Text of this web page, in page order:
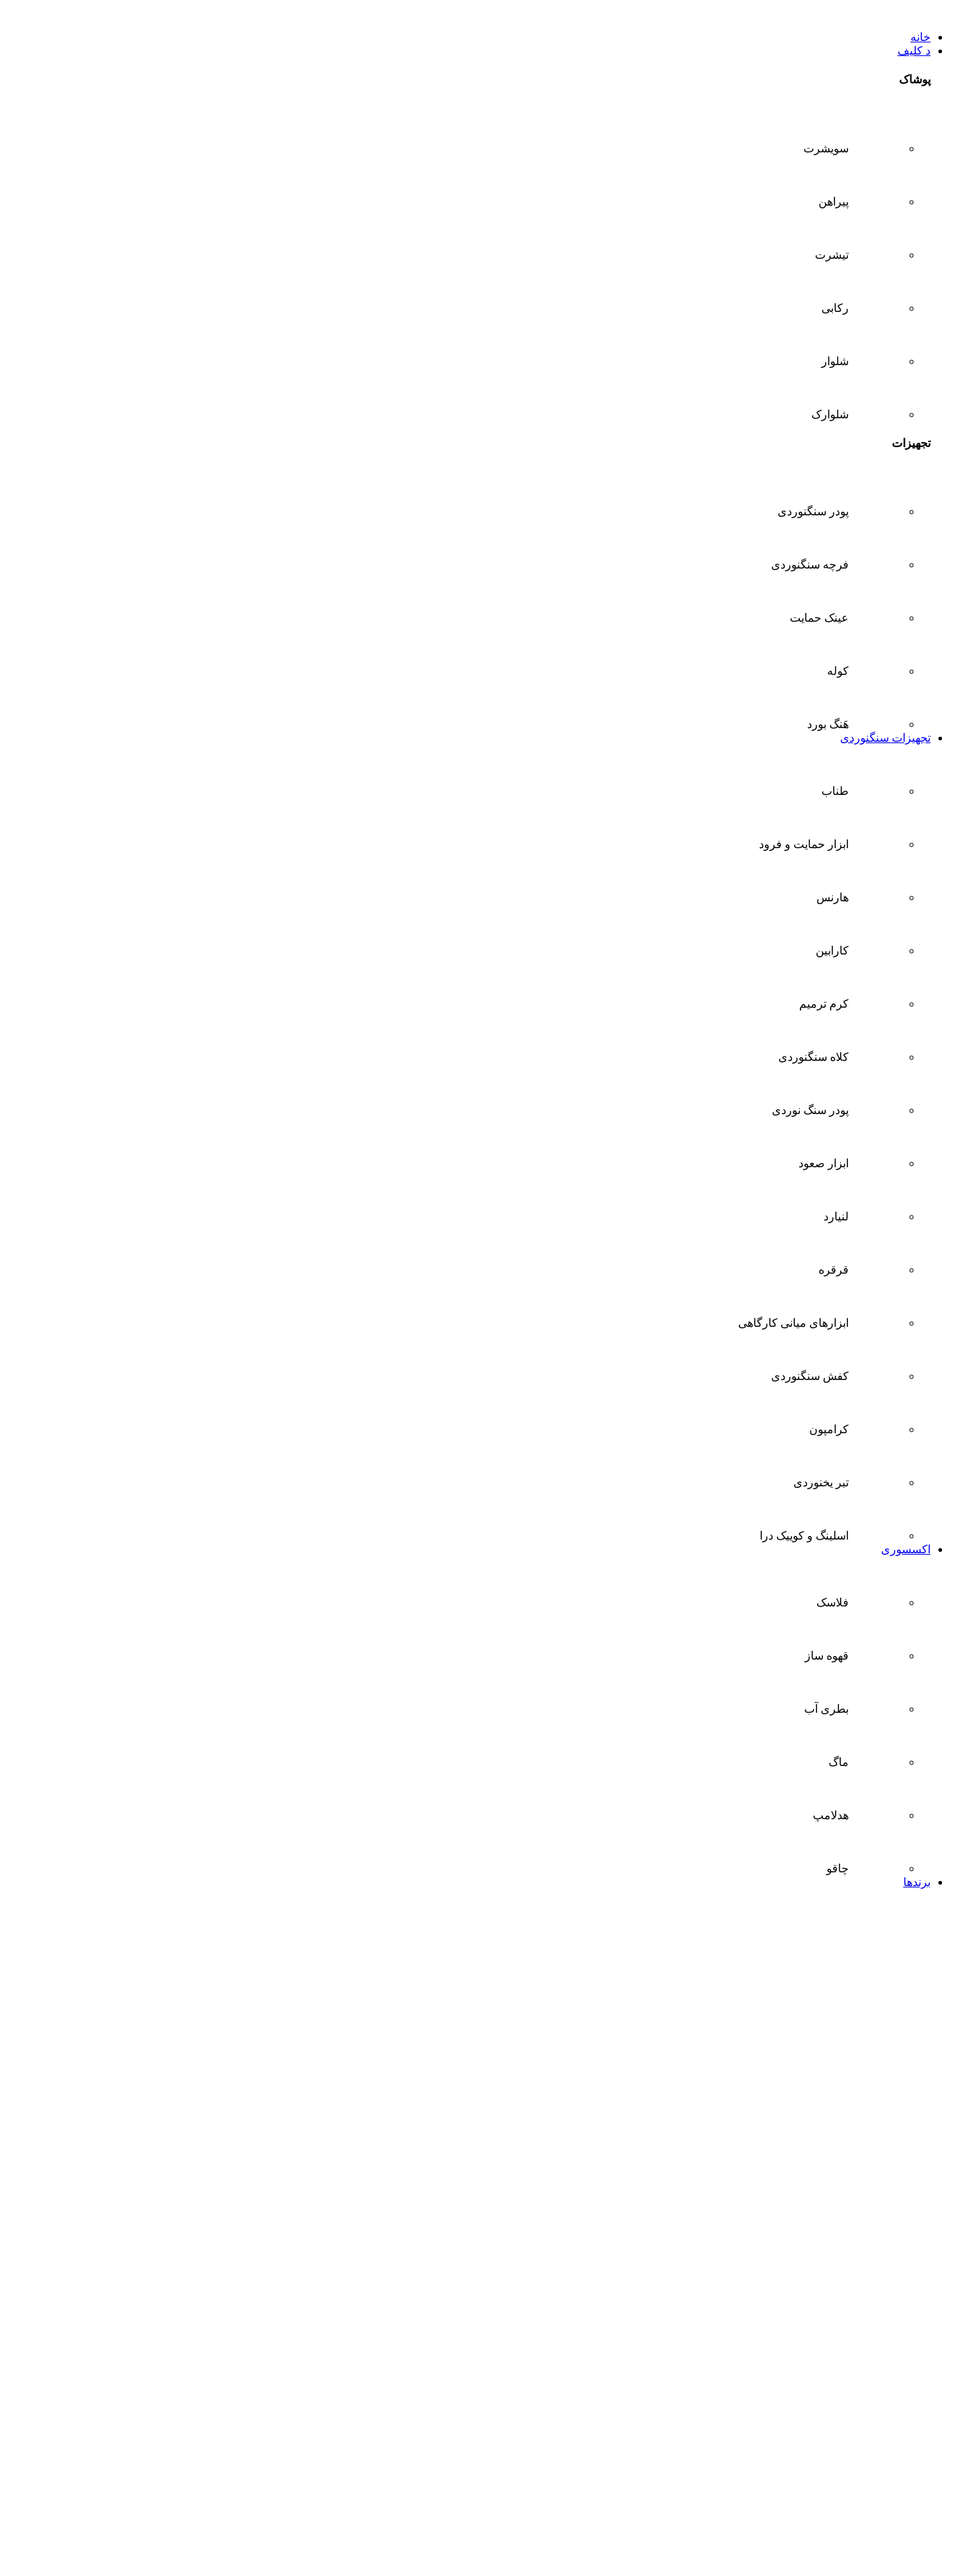
خانه
د کلیف
پوشاک
سويشرت
پیراهن
تيشرت
ركابی
شلوار
شلوارک
تجهیزات
پودر سنگنوردی
فرچه سنگنوردی
عینک حمایت
کوله
هَنگ بورد
تجهیزات سنگنوردی
طناب
ابزار حمایت و فرود
هارنس
کارابین
کرم ترمیم
کلاه سنگنوردی
پودر سنگ نوردی
ابزار صعود
لنیارد
قرقره
ابزارهای میانی کارگاهی
کفش سنگنوردی
کرامپون
تبر یخنوردی
اسلینگ و کوییک درا
اکسسوری
فلاسک
قهوه ساز
بطری آب
ماگ
هدلامپ
چاقو
برندها